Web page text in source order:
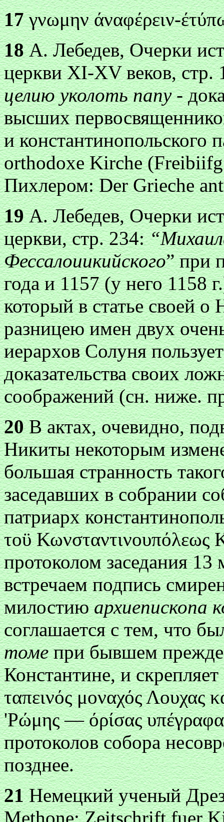
17γνωμην άναφέρειν-
18 А. Лебедев, Очерки
церкви XI-XV веков, стр.
целию уколоть папу -
высших
и константинопольского
orthodoxe Kirche (Freibiifg
Пихлером: Der Grieche
19А. Лебедев, Очерки
церкви, стр. 234:
Фессалоиикийского” при
года и 1157 (y него 1158
который в статье своей
разницею имен двух
иерархов Солуня
доказательства своих
соображений (сн. ниже.
20В актах, очевидно,
Никиты некоторым
большая странность
заседавших в собрании
патриарх
τоϋ Κωνσταντινоυπόλεως
протоколом заседания 13
встречаем подпись
милостиюархиепископа
соглашается с тем, что
томепри бывшем прежде
Константине, и
ταπεινός μοναχός Λουχας
'Ρώμης—όρίσας υπέγραφα
протоколов собора
позднее.
21Немецкий ученый